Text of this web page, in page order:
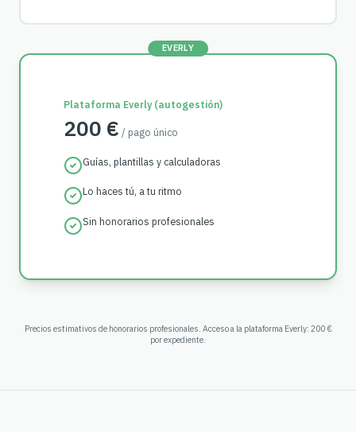
EVERLY
Plataforma Everly (autogestión)
200 € / pago único
Guías, plantillas y calculadoras
Lo haces tú, a tu ritmo
Sin honorarios profesionales
Precios estimativos de honorarios profesionales. Acceso a la plataforma Everly: 200 €
por expediente.